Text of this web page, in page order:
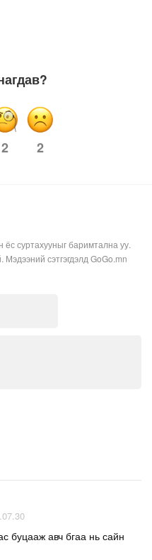
2 2
ёс суртахууныг баримтална уу.
Мэдээний сэтгэгдэлд GoGo.mn
буцааж авч бгаа нь сайн